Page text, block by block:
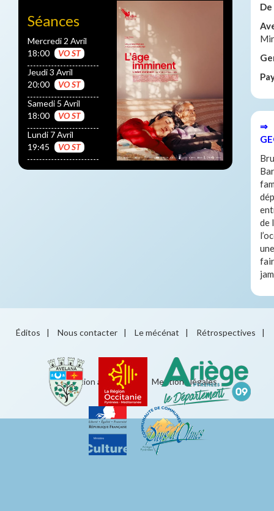
Séances
Mercredi 2 Avril
18:00
VO ST
Jeudi 3 Avril
20:00
VO ST
Samedi 5 Avril
18:00
VO ST
Lundi 7 Avril
19:45
VO ST
De
Mir
⇒
de
Éditos | Nous contacter | Le mécénat | Rétrospectives |
Éducation artistique Mentions légales